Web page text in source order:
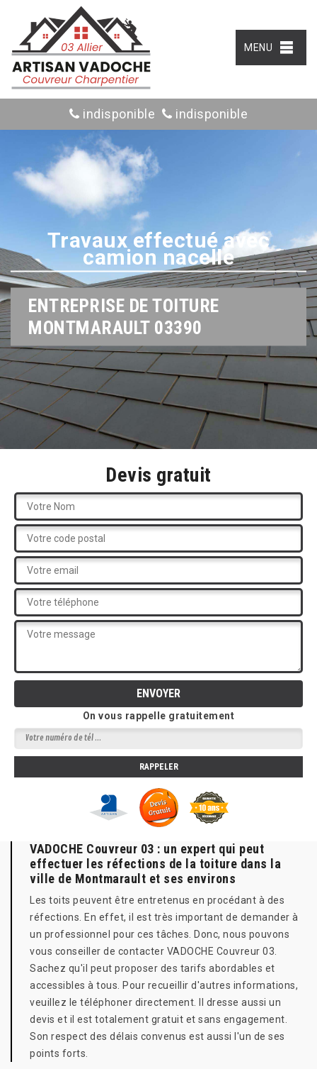
MENU
indisponible indisponible
Travaux effectué avec
camion nacelle
ENTREPRISE DE TOITURE
MONTMARAULT 03390
Devis gratuit
On vous rappelle gratuitement
VADOCHE Couvreur 03 : un expert qui peut
effectuer les réfections de la toiture dans la
ville de Montmarault et ses environs
Les toits peuvent être entretenus en procédant à des
réfections. En effet, il est très important de demander à
un professionnel pour ces tâches. Donc, nous pouvons
vous conseiller de contacter VADOCHE Couvreur 03.
Sachez qu'il peut proposer des tarifs abordables et
accessibles à tous. Pour recueillir d'autres informations,
veuillez le téléphoner directement. Il dresse aussi un
devis et il est totalement gratuit et sans engagement.
Son respect des délais convenus est aussi l'un de ses
points forts.